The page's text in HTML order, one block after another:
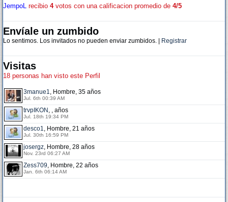
JempoL recibio 4votos con una calificacion promedio de 4/5
Envíale un zumbido
Lo sentimos. Los invitados no pueden enviar zumbidos. | Registrar
Visitas
18 personas han visto este Perfil
3manue1, Hombre, 35 años
Jul. 6th 00:39 AM
trvpIKON , , años
Jul. 18th 19:34 PM
desco1, Hombre, 21 años
Jul. 30th 16:59 PM
josergz, Hombre, 28 años
Nov. 23rd 06:27 AM
Zess709, Hombre, 22 años
Jan. 6th 06:14 AM